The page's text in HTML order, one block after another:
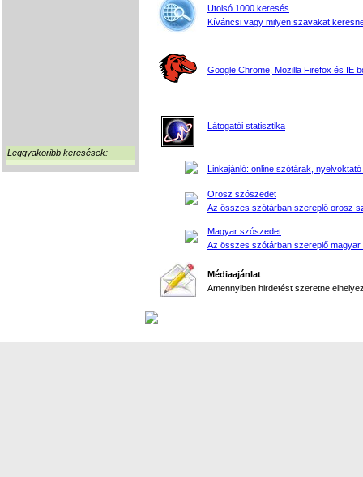
Leggyakoribb keresések:
Utolsó 1000 keresés
Kíváncsi vagy milyen szavakat
Google Chrome, Mozilla Firefox és IE
Látogatói statisztika
Linkajánló: online szótárak, nyelvoktató
Orosz szószedet
Az összes szótárban szereplő orosz
Magyar szószedet
Az összes szótárban szereplő magyar
Médiaajánlat
Amennyiben hirdetést szeretne